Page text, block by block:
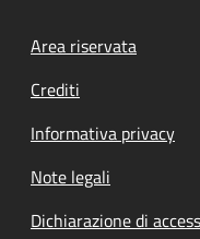
Footer menu
Area riservata
Crediti
Informativa privacy
Note legali
Dichiarazione di